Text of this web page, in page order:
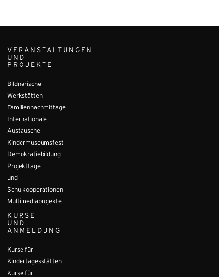
VERANSTALTUNGEN
UND
PROJEKTE
Bildnerische
Werkstätten
Familiennachmittage
Internationale
Austausche
Kindermuseumsfest
Demokratiebildung
Projekttage
und
Schulkooperationen
Multimediaprojekte
KURSE
UND
ANMELDUNG
Kurse für
Kindertagesstätten
Kurse für